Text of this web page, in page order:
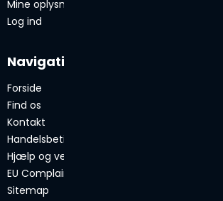
Mine oplysninger
Log ind
Navigation
Forside
Find os
Kontakt
Handelsbetingelser
Hjælp og vejledning
EU Complaint System ODR
Sitemap